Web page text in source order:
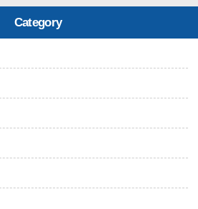
Category